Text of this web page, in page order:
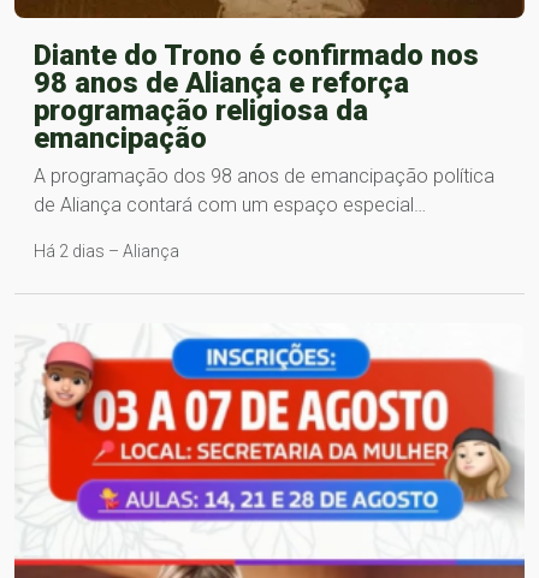
Diante do Trono é confirmado nos
98 anos de Aliança e reforça
programação religiosa da
emancipação
A programação dos 98 anos de emancipação política
de Aliança contará com um espaço especial…
Há 2 dias – Aliança